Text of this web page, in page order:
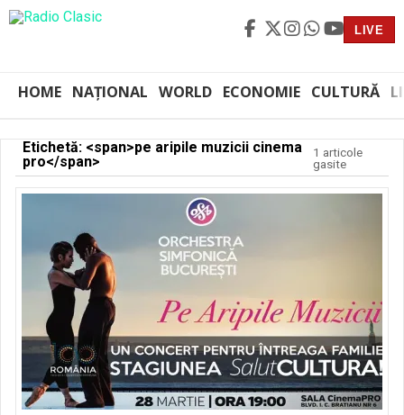
LIVE
HOME NAȚIONAL WORLD ECONOMIE CULTURĂ
Etichetă: <span>pe aripile muzicii cinema
pro</span>
1 articole
gasite